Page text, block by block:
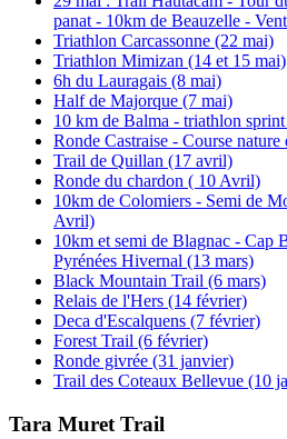
panat - 10km de Beauzelle -
Triathlon Carcassonne (22 mai)
Triathlon Mimizan (14 et 15 mai)
6h du Lauragais (8 mai)
Half de Majorque (7 mai)
10 km de Balma - triathlon
Ronde Castraise - Course
Trail de Quillan (17 avril)
Ronde du chardon ( 10 Avril)
10km de Colomiers - Semi de
Avril)
10km et semi de Blagnac - Cap
Pyrénées Hivernal (13 mars)
Black Mountain Trail (6 mars)
Relais de l'Hers (14 février)
Deca d'Escalquens (7 février)
Forest Trail (6 février)
Ronde givrée (31 janvier)
Trail des Coteaux Bellevue (10
Tara Muret Trail